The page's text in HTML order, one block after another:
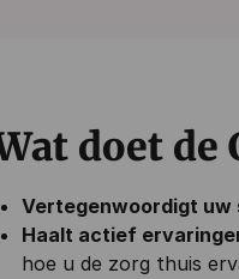
doet de
Vertegenwoordigt uw
Haalt actief
hoe u de zorg thuis